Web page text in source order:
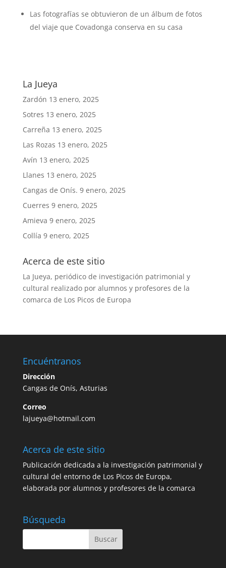
Las fotografías se obtuvieron de un álbum de fotos
del viaje que Covadonga conserva en su casa
La Jueya
Zardón 13 enero, 2025
Sotres 13 enero, 2025
Carreña 13 enero, 2025
Las Rozas 13 enero, 2025
Avín 13 enero, 2025
Llanes 13 enero, 2025
Cangas de Onís. 9 enero, 2025
Cuerres 9 enero, 2025
Amieva 9 enero, 2025
Collía 9 enero, 2025
Acerca de este sitio
La Jueya, periódico de investigación patrimonial y
cultural realizado por alumnos y profesores de la
comarca de Los Picos de Europa
Encuéntranos
Dirección
Cangas de Onís, Asturias
Correo
lajueya@hotmail.com
Acerca de este sitio
Publicación dedicada a la investigación patrimonial y
cultural del entorno de Los Picos de Europa,
elaborada por alumnos y profesores de la comarca
Búsqueda